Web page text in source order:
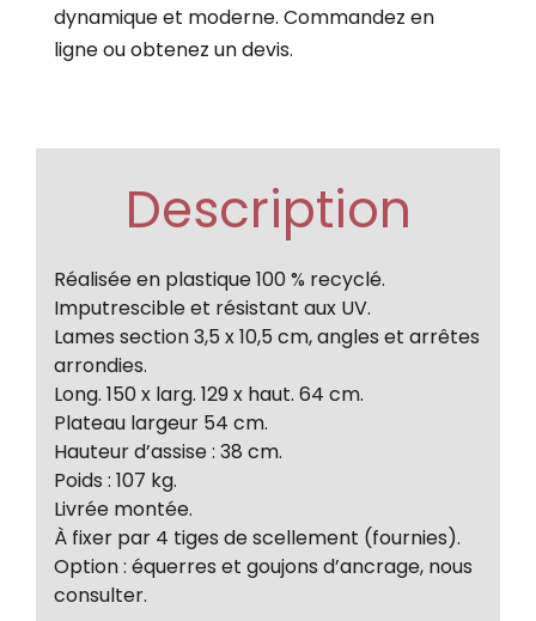
dynamique et moderne. Commandez en
ligne ou obtenez un devis.
Description
Réalisée en plastique 100 % recyclé.
Imputrescible et résistant aux UV.
Lames section 3,5 x 10,5 cm, angles et arrêtes
arrondies.
Long. 150 x larg. 129 x haut. 64 cm.
Plateau largeur 54 cm.
Hauteur d’assise : 38 cm.
Poids : 107 kg.
Livrée montée.
À fixer par 4 tiges de scellement (fournies).
Option : équerres et goujons d’ancrage, nous
consulter.